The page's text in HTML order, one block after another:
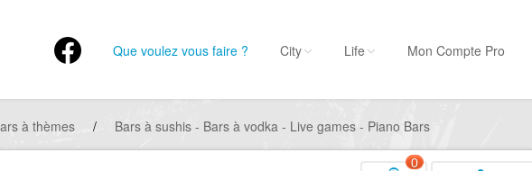
Que voulez vous faire ? City Life Mon Compte Pro
à thèmes / Bars à sushis - Bars à vodka - Live games - Piano Bars
0